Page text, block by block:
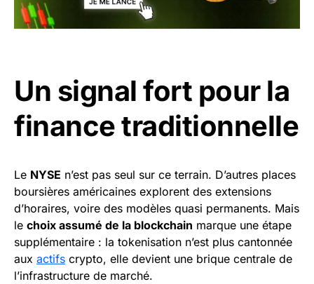
Un signal fort pour la
finance traditionnelle
Le NYSE n’est pas seul sur ce terrain. D’autres places
boursières américaines explorent des extensions
d’horaires, voire des modèles quasi permanents. Mais
le choix assumé de la blockchain marque une étape
supplémentaire : la tokenisation n’est plus cantonnée
aux actifs crypto, elle devient une brique centrale de
l’infrastructure de marché.